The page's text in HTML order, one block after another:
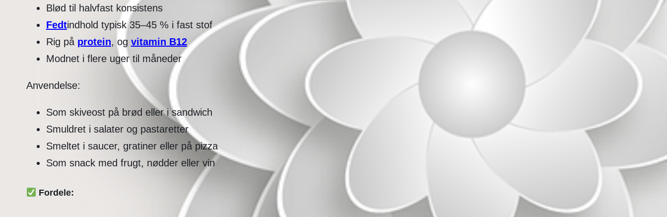
Blød til halvfast konsistens
Fedtindhold typisk 35–45 % i fast stof
Rig på protein, og vitamin B12
Modnet i flere uger til måneder
Anvendelse:
Som skiveost på brød eller i sandwich
Smuldret i salater og pastaretter
Smeltet i saucer, gratiner eller på pizza
Som snack med frugt, nødder eller vin
Fordele: